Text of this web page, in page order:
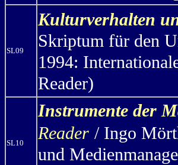
SL09
Kulturverhalten
Skriptum für den
1994:
Reader)
SL10
Instrumente der
Reader / Ingo
und